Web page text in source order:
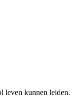
leven kunnen leiden.